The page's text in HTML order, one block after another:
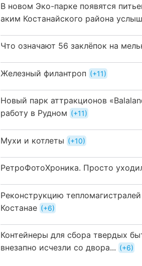
В новом Эко-парке появятся
аким Костанайского района
Что означают 56 заклёпок на
Железный филантроп +11
Новый парк аттракционов
работу в Рудном
+11
Мухи и котлеты +10
РетроФотоХроника. Просто
Реконструкцию
Костанае
+6
Контейнеры для сбора твердых
внезапно исчезли со двора...
+6